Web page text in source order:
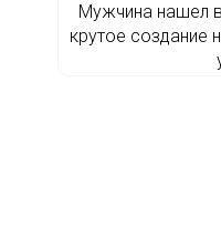
Мужчина нашел
крутое создание